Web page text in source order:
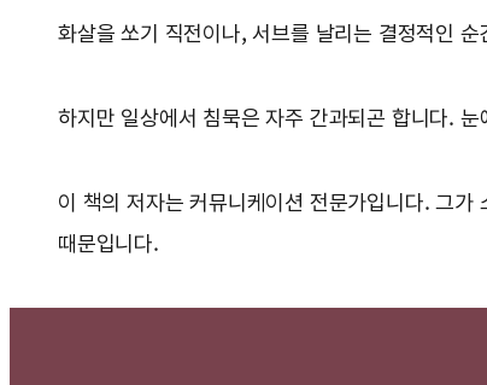
화살을 쏘기 직전이나, 서브를 날리는 결정적인
하지만 일상에서 침묵은 자주 간과되곤 합니다.
이 책의 저자는 커뮤니케이션 전문가입니다. 그
때문입니다.